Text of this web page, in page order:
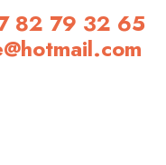
82 79 32 65